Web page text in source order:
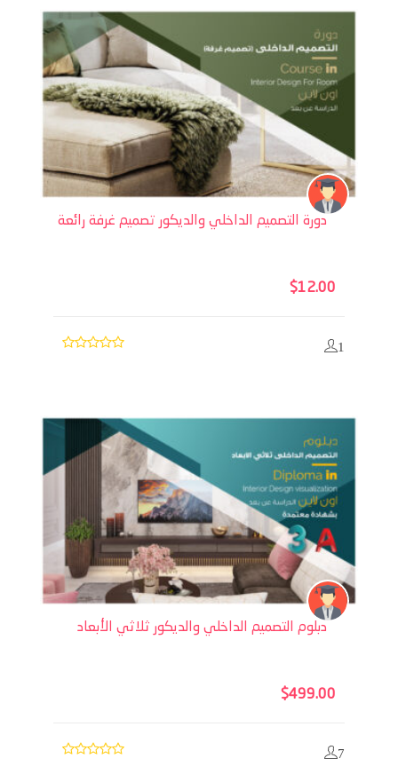
دورة التصميم الداخلي والديكور تصميم غرفة رائعة
$12.00
1
دبلوم التصميم الداخلي والديكور ثلاثي الأبعاد
$499.00
7